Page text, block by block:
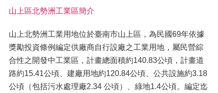
山上區北勢洲工業區簡介
山上北勢洲工業用地位於臺南市山上區，為民國69年依據
獎勵投資條例編定供廠商自行設廠之工業用地，屬民營綜
合性之開發中工業區，計畫總面積約140.83公頃，計畫道
路約15.41公頃、建廠用地約120.84公頃、公共設施約3.18
公頃（包括污水處理廠2.34 公頃）、綠地1.4公頃。編定迄